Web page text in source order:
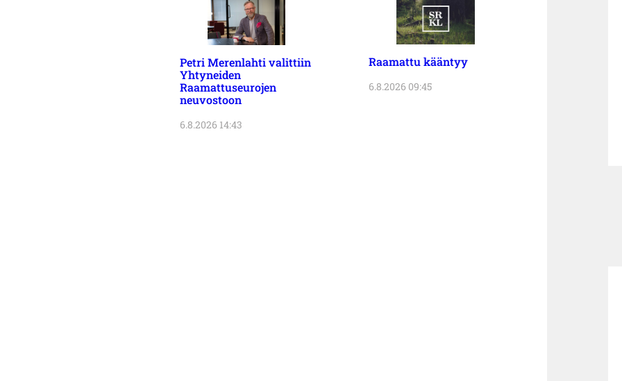
Petri Merenlahti valittiin
Yhtyneiden
Raamattuseurojen
neuvostoon
6.8.2026 14:43
Raamattu kääntyy
6.8.2026 09:45